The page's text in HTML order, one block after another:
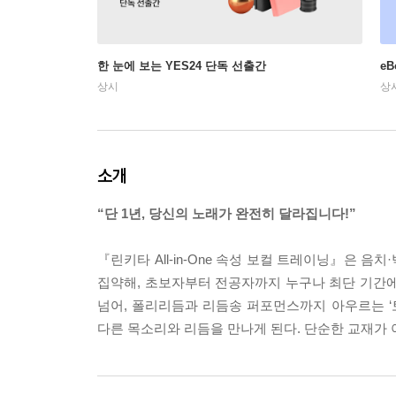
한 눈에 보는 YES24 단독 선출간
상시 상
소개
“단 1년, 당신의 노래가 완전히 달라집니다!”
『린키타 All-in-One 속성 보컬 트레이닝』은 음
집약해, 초보자부터 전공자까지 누구나 최단 기
넘어, 폴리리듬과 리듬송 퍼포먼스까지 아우르는
다른 목소리와 리듬을 만나게 된다. 단순한 교재가